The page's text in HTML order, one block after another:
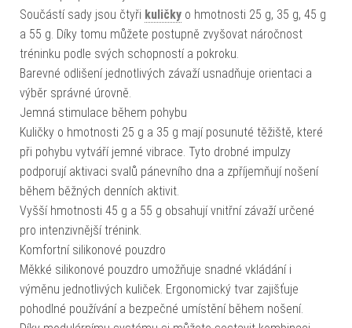
Součástí sady jsou čtyři kuličky o hmotnosti 25 g, 35 g, 45 g
a 55 g. Díky tomu můžete postupně zvyšovat náročnost
tréninku podle svých schopností a pokroku.
Barevné odlišení jednotlivých závaží usnadňuje orientaci a
výběr správné úrovně.
Jemná stimulace během pohybu
Kuličky o hmotnosti 25 g a 35 g mají posunuté těžiště, které
při pohybu vytváří jemné vibrace. Tyto drobné impulzy
podporují aktivaci svalů pánevního dna a zpříjemňují nošení
během běžných denních aktivit.
Vyšší hmotnosti 45 g a 55 g obsahují vnitřní závaží určené
pro intenzivnější trénink.
Komfortní silikonové pouzdro
Měkké silikonové pouzdro umožňuje snadné vkládání i
výměnu jednotlivých kuliček. Ergonomický tvar zajišťuje
pohodlné používání a bezpečné umístění během nošení.